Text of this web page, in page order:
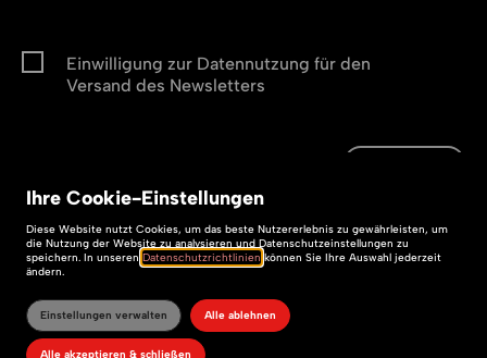
Einwilligung zur Datennutzung für den
Versand des Newsletters
Impressum
Datenschutz
Barrierefreiheit
Ihre Cookie-Einstellungen
Diese Website nutzt Cookies, um das beste Nutzererlebnis zu gewährleisten, um
die Nutzung der Website zu analysieren und Datenschutzeinstellungen zu
speichern. In unseren Datenschutzrichtlinien können Sie Ihre Auswahl jederzeit
ändern.
Einstellungen verwalten Alle ablehnen
Alle akzeptieren & schließen